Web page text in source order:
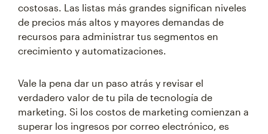
costosas. Las listas más grandes significan niveles
de precios más altos y mayores demandas de
recursos para administrar tus segmentos en
crecimiento y automatizaciones.
Vale la pena dar un paso atrás y revisar el
verdadero valor de tu pila de tecnología de
marketing. Si los costos de marketing comienzan a
superar los ingresos por correo electrónico, es